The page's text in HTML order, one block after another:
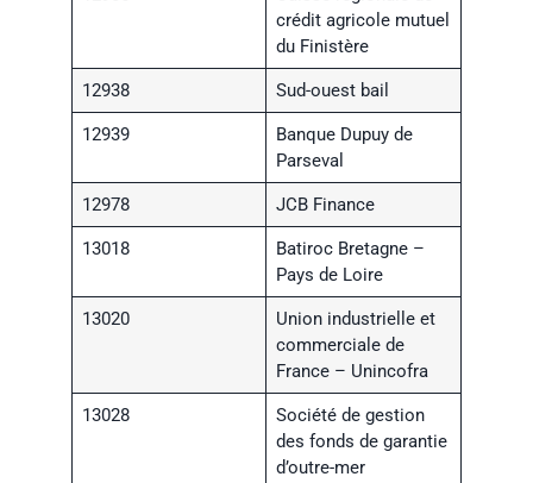
crédit agricole mutuel
du Finistère
12938 Sud-ouest bail
12939
Banque Dupuy de
Parseval
12978 JCB Finance
13018
Batiroc Bretagne –
Pays de Loire
13020
Union industrielle et
commerciale de
France – Unincofra
13028
Société de gestion
des fonds de garantie
d’outre-mer